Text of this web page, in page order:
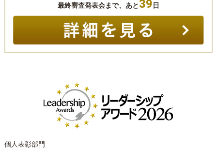
最終審査発表会まで、あと39 日
個人表彰部門